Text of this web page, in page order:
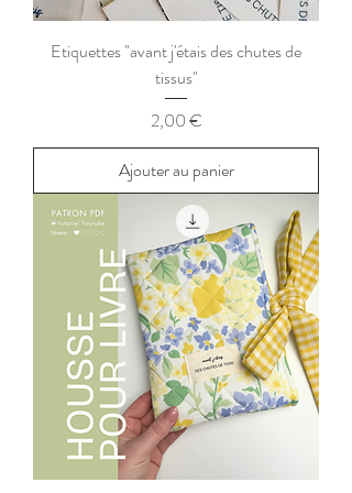
Etiquettes "avant j'étais des chutes de
tissus"
Prix
2,00 €
Ajouter au panier